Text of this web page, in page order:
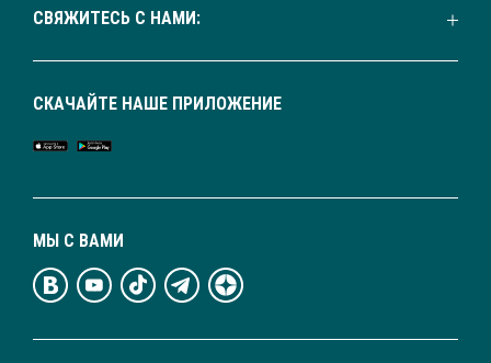
СВЯЖИТЕСЬ С НАМИ:
МЫ С ВАМИ
СКАЧАЙТЕ НАШЕ ПРИЛОЖЕНИЕ